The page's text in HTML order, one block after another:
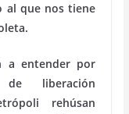
al que nos tiene
a entender por
liberación
rehúsan